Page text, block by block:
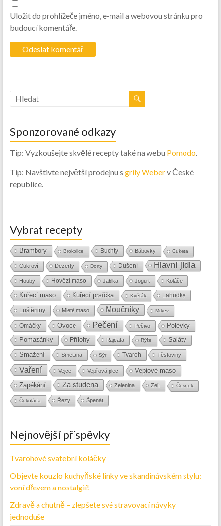
Uložit do prohlížeče jméno, e-mail a webovou stránku pro
budoucí komentáře.
Sponzorované odkazy
Tip: Vyzkoušejte skvělé recepty také na webu Pomodo.
Tip: Navštivte největší prodejnu s grily Weberv České
republice.
Vybrat recepty
Brambory Brokolice Buchty Bábovky Cuketa
Cukroví Dezerty Dorty Dušení Hlavní jídla
Houby Hovězí maso Jablka Jogurt Koláče
Kuřecí maso Kuřecí prsíčka Květák Lahůdky
Luštěniny Mleté maso Moučníky Mrkev
Omáčky Ovoce Pečení Pečivo Polévky
Pomazánky Přílohy Rajčata Rýže
Saláty
Smažení
Smetana Sýr Tvaroh Těstoviny
Vaření Vejce Vepřová plec
Vepřové maso
Zapékání
Za studena Zelenina Zelí Česnek
Čokoláda Řezy Špenát
Nejnovější příspěvky
Tvarohové svatební koláčky
Objevte kouzlo kuchyňské linky ve skandinávském stylu:
voní dřevem a nostalgií!
Zdravě a chutně – zlepšete své stravovací návyky
jednoduše